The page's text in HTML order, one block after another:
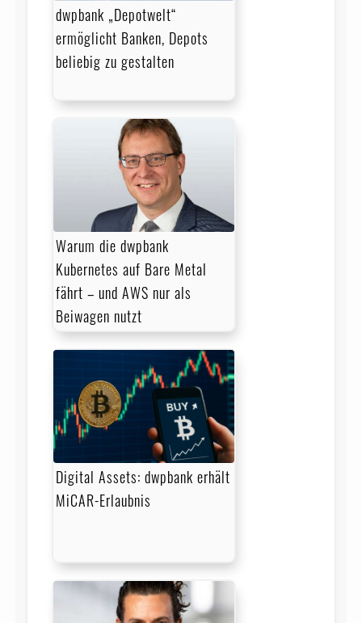
dwpbank „Depotwelt“
ermöglicht Banken, Depots
beliebig zu gestalten
Warum die dwpbank
Kubernetes auf Bare Metal
fährt – und AWS nur als
Beiwagen nutzt
Digital Assets: dwpbank erhält
MiCAR-Erlaubnis